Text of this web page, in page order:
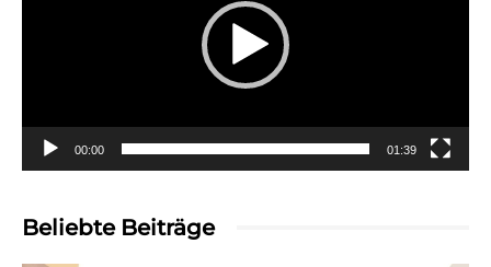
00:00 01:39
Beliebte Beiträge